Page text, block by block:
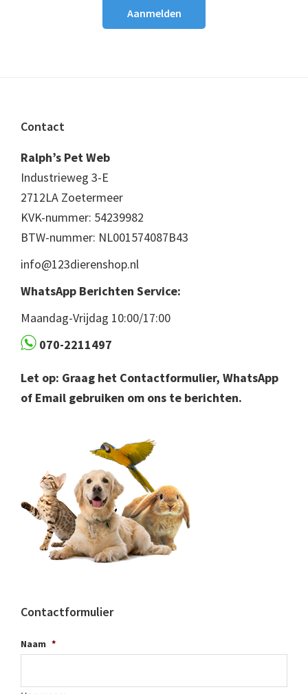
Footer
Contact
Ralph’s Pet Web
Industrieweg 3-E
2712LA Zoetermeer
KVK-nummer: 54239982
BTW-nummer: NL001574087B43
info@123dierenshop.nl
WhatsApp Berichten Service:
Maandag-Vrijdag 10:00/17:00
070-2211497
Let op: Graag het Contactformulier, WhatsApp
of Email gebruiken om ons te berichten.
Contactformulier
Naam *